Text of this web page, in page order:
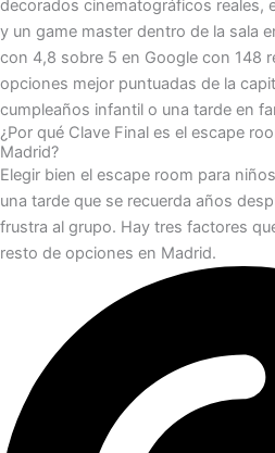
decorados cinematográficos reales,
y un game master dentro de la sala
con 4,8 sobre 5 en Google con 148
opciones mejor puntuadas de la
cumpleaños infantil o una tarde en
¿Por qué Clave Final es el escape
Madrid?
Elegir bien el escape room para
una tarde que se recuerda años
frustra al grupo. Hay tres factores
resto de opciones en Madrid.